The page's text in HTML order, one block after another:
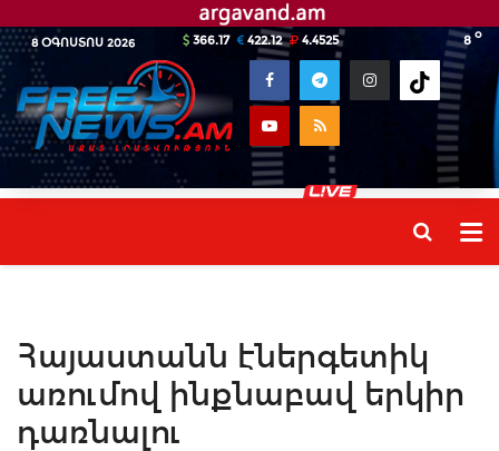
8 ՕԳՈՍՏՈՍ 2026 8 o
366.17 422.12 4.4525
Հայաստանն էներգետիկ
առումով ինքնաբավ երկիր
դառնալու